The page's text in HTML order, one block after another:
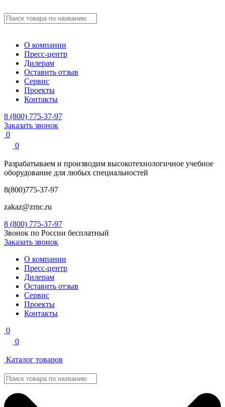
О компании
Пресс-центр
Дилерам
Оставить отзыв
Сервис
Проекты
Контакты
8 (800) 775-37-97
Заказать звонок
0
0
Разрабатываем и производим высокотехнологичное учебное
оборудование для любых специальностей
8(800)775-37-97
zakaz@zrnc.ru
8 (800) 775-37-97
Звонок по России бесплатный
Заказать звонок
О компании
Пресс-центр
Дилерам
Оставить отзыв
Сервис
Проекты
Контакты
0
0
Каталог товаров